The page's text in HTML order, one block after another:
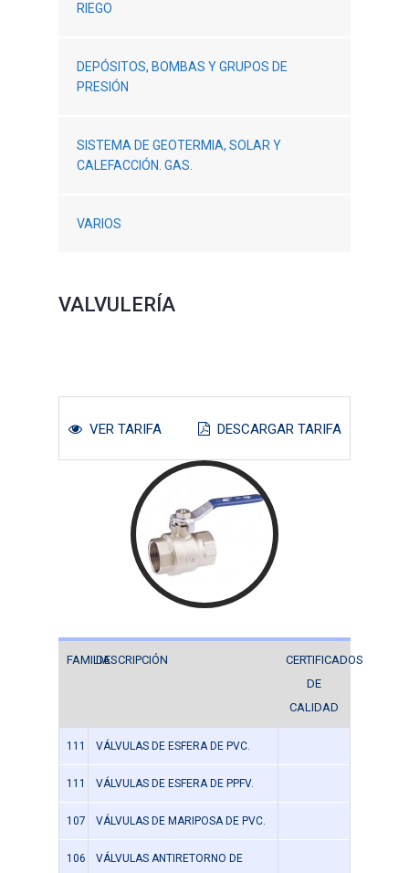
RIEGO
DEPÓSITOS, BOMBAS Y GRUPOS DE
PRESIÓN
SISTEMA DE GEOTERMIA, SOLAR Y
CALEFACCIÓN. GAS.
VARIOS
VALVULERÍA
VER TARIFA DESCARGAR TARIFA
FAMILIADESCRIPCIÓN
CERTIFICADOS
DE
CALIDAD
111 VÁLVULAS DE ESFERA DE PVC.
111 VÁLVULAS DE ESFERA DE PPFV.
107 VÁLVULAS DE MARIPOSA DE PVC.
106
VÁLVULAS ANTIRETORNO DE